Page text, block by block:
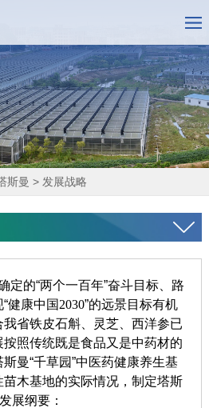
斯曼 > 发展战略
的“两个一百年”奋斗目标、路
健康中国2030”的远景目标有机
我省铁皮石斛、灵芝、西洋参已
照传统既是食品又是中药材的
曼“千草园”中医药健康养生基
木基地的实际情况，制定塔斯
展纲要：